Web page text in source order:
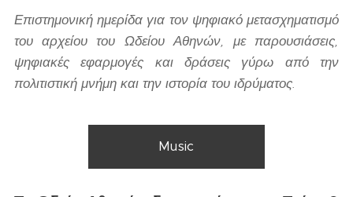
Επιστημονική ημερίδα για τον ψηφιακό μετασχηματισμό
του αρχείου του Ωδείου Αθηνών, με παρουσιάσεις,
ψηφιακές εφαρμογές και δράσεις γύρω από την
πολιτιστική μνήμη και την ιστορία του ιδρύματος.
Music